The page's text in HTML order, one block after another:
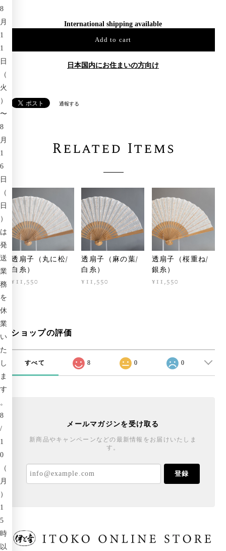
International shipping available
Add to cart
日本国内にお住まいの方向け
通報する
Related Items
透扇子（丸に松/
白糸）
¥11,550
透扇子（麻の葉/
白糸）
¥11,550
透扇子（桜重ね/
銀糸）
¥11,550
ショップの評価
すべて 8 0 0
メールマガジンを受け取る
新商品やキャンペーンなどの最新情報をお届けいたしま
す。
登録
8
月
1
1
日
（
火
）
〜
8
月
1
6
日
（
日
）
は
発
送
業
務
を
休
業
い
た
し
ま
す
。
8
/
1
0
（
月
）
1
5
時
以